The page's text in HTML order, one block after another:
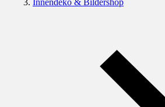
Innendeko & Bildershop